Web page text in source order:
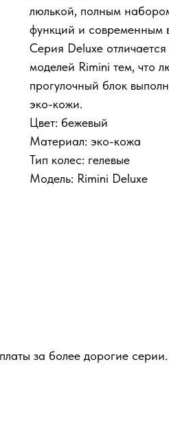
люлькой, полным
функций и современным
Серия Deluxe
моделей Rimini тем, что
прогулочный блок
эко-кожи.
Цвет: бежевый
Материал: эко-кожа
Тип колес: гелевые
Модель: Rimini Deluxe
за более дорогие серии.